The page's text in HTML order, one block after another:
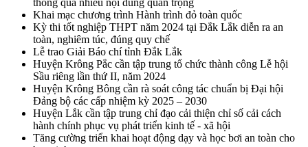
thông qua nhiều nội dung quan trọng
Khai mạc chương trình Hành trình đỏ toàn quốc
Kỳ thi tốt nghiệp THPT năm 2024 tại Đắk Lắk diễn ra an
toàn, nghiêm túc, đúng quy chế
Lễ trao Giải Báo chí tỉnh Đắk Lắk
Huyện Krông Pắc cần tập trung tổ chức thành công Lễ hội
Sầu riêng lần thứ II, năm 2024
Huyện Krông Bông cần rà soát công tác chuẩn bị Đại hội
Đảng bộ các cấp nhiệm kỳ 2025 – 2030
Huyện Lắk cần tập trung chỉ đạo cải thiện chỉ số cải cách
hành chính phục vụ phát triển kinh tế - xã hội
Tăng cường triển khai hoạt động dạy và học bơi an toàn cho